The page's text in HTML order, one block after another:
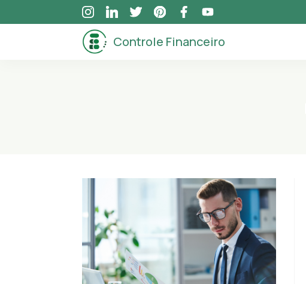
to
Controle Financeiro